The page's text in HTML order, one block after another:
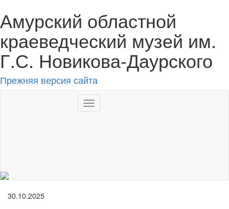
Амурский областной
краеведческий музей им.
Г.С. Новикова-Даурского
Прежняя версия сайта
Toggle
navigation
30.10.2025